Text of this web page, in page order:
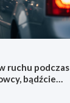
ruchu podczas
bądźcie